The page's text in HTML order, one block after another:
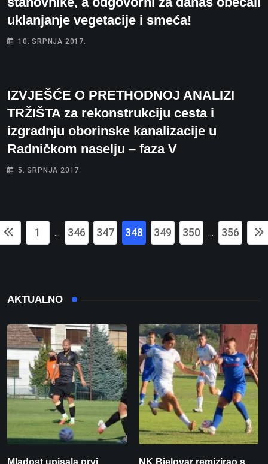
uklanjanje vegetacije i smeća!
10. SRPNJA 2017.
IZVJEŠĆE O PRETHODNOJ ANALIZI
TRŽIŠTA za rekonstrukciju cesta i
izgradnju oborinske kanalizacije u
Radničkom naselju – faza V
5. SRPNJA 2017.
1 ... 346 347 348 349 350 ... 356
AKTUALNO